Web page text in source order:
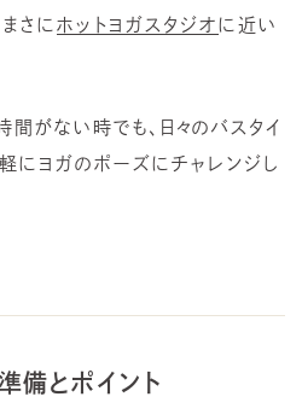
さに ホットヨガスタジオ に近い
間がない時でも、日々のバスタイ
にヨガのポーズにチャレンジし
備とポイント